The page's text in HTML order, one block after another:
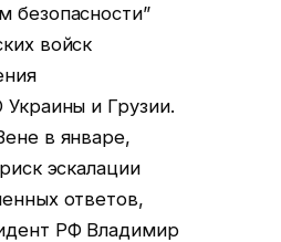
безопасности”
войск
и Грузии.
в январе,
эскалации
ответов,
РФ Владимир